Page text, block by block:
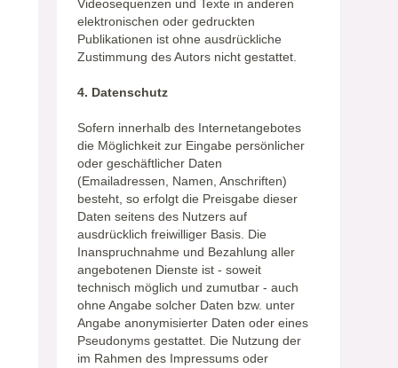
Videosequenzen und Texte in anderen
elektronischen oder gedruckten
Publikationen ist ohne ausdrückliche
Zustimmung des Autors nicht gestattet.
4. Datenschutz
Sofern innerhalb des Internetangebotes
die Möglichkeit zur Eingabe persönlicher
oder geschäftlicher Daten
(Emailadressen, Namen, Anschriften)
besteht, so erfolgt die Preisgabe dieser
Daten seitens des Nutzers auf
ausdrücklich freiwilliger Basis. Die
Inanspruchnahme und Bezahlung aller
angebotenen Dienste ist - soweit
technisch möglich und zumutbar - auch
ohne Angabe solcher Daten bzw. unter
Angabe anonymisierter Daten oder eines
Pseudonyms gestattet. Die Nutzung der
im Rahmen des Impressums oder